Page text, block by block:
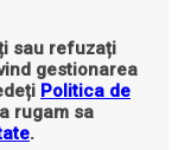
sau refuzați
gestionarea
Politica de
rugam sa
.